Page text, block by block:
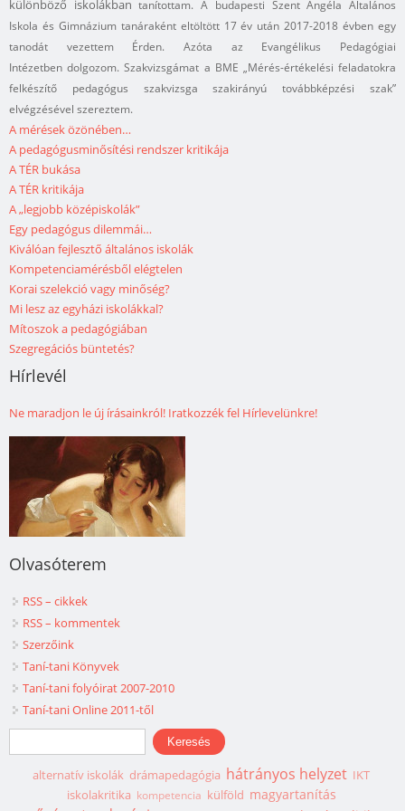
különböző iskolákbantanítottam. A budapesti Szent Angéla Általános
Iskola és Gimnázium tanáraként eltöltött 17 év után 2017-2018 évben egy
tanodát vezettem Érden. Azóta az Evangélikus Pedagógiai
Intézetbendolgozom. Szakvizsgámat a BME „Mérés-értékelési feladatokra
felkészítő pedagógus szakvizsgaszakirányú továbbképzési szak”
elvégzésével szereztem.
A mérések özönében…
A pedagógusminősítési rendszer kritikája
A TÉR bukása
A TÉR kritikája
A „legjobb középiskolák”
Egy pedagógus dilemmái…
Kiválóan fejlesztő általános iskolák
Kompetenciamérésből elégtelen
Korai szelekció vagy minőség?
Mi lesz az egyházi iskolákkal?
Mítoszok a pedagógiában
Szegregációs büntetés?
Hírlevél
Ne maradjon le új írásainkról! Iratkozzék fel Hírlevelünkre!
Olvasóterem
RSS – cikkek
RSS – kommentek
Szerzőink
Taní-tani Könyvek
Taní-tani folyóirat 2007-2010
Taní-tani Online 2011-től
Keresés űrlap
Keresés
alternatív iskolák drámapedagógia hátrányos helyzet IKT
iskolakritika kompetencia külföld magyartanítás